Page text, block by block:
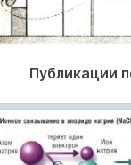
Публикации